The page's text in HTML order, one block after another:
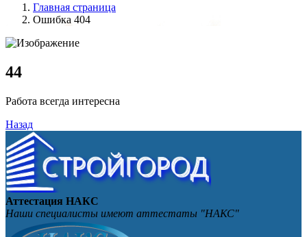
Главная страница
Ошибка 404
44
Работа всегда интересна
Назад
Аттестация НАКС
Наши специалисты имеют аттестаты "НАКС"